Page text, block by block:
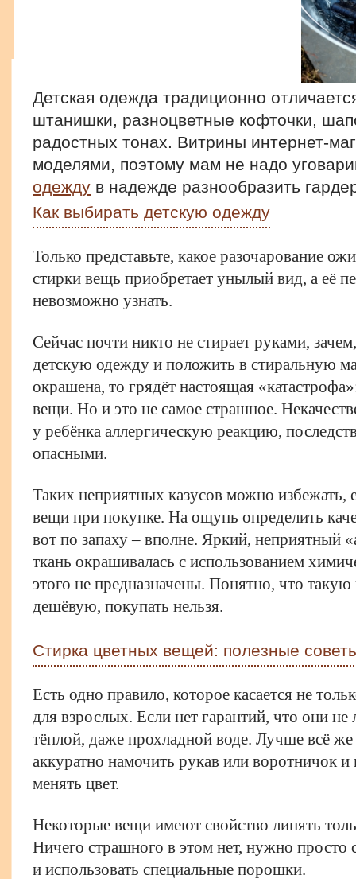
Детская одежда традиционно
штанишки, разноцветные кофточки,
радостных тонах. Витрины интернет-
моделями, поэтому мам не надо
одежду в надежде разнообразить
Как выбирать детскую одежду
Только представьте, какое разочарование
стирки вещь приобретает унылый вид, а её
невозможно узнать.
Сейчас почти никто не стирает руками,
детскую одежду и положить в стиральную
окрашена, то грядёт настоящая
вещи. Но и это не самое страшное.
у ребёнка аллергическую реакцию,
опасными.
Таких неприятных казусов можно избежать,
вещи при покупке. На ощупь определить
вот по запаху – вполне. Яркий, неприятный
ткань окрашивалась с использованием
этого не предназначены. Понятно, что
дешёвую, покупать нельзя.
Стирка цветных вещей: полезные
Есть одно правило, которое касается не
для взрослых. Если нет гарантий, что они
тёплой, даже прохладной воде. Лучше всё же
аккуратно намочить рукав или воротничок и
менять цвет.
Некоторые вещи имеют свойство линять
Ничего страшного в этом нет, нужно просто
и использовать специальные порошки.